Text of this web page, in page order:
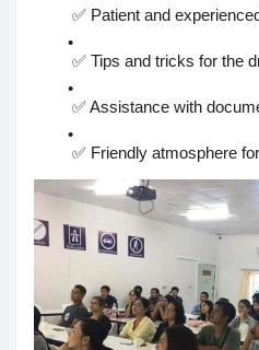
✅ Patient and
✅ Tips and tricks for the
✅ Assistance with
✅ Friendly atmosphere